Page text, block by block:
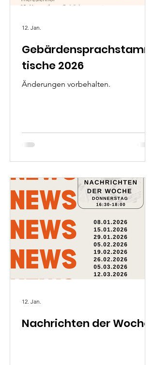
Gebärdensprachstamm
tische 2026
Änderungen vorbehalten.
12. Jan.
Nachrichten der Woche
12. Jan.